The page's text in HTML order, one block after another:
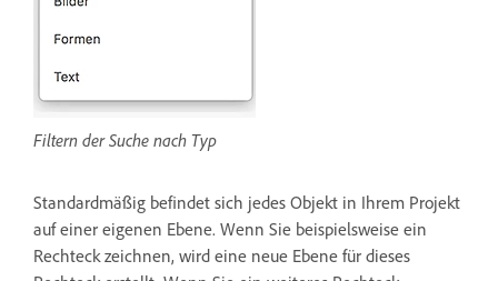
Filtern der Suche nach Typ
Standardmäßig befindet sich jedes Objekt in Ihrem Projekt
auf einer eigenen Ebene. Wenn Sie beispielsweise ein
Rechteck zeichnen, wird eine neue Ebene für dieses